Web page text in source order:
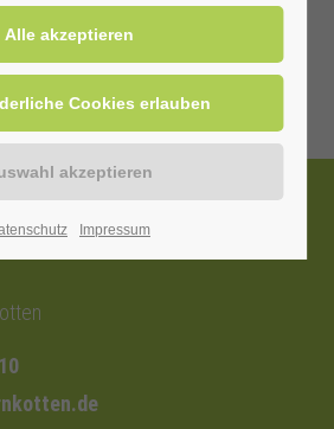
frei, ohne 3,00 €
Impressum